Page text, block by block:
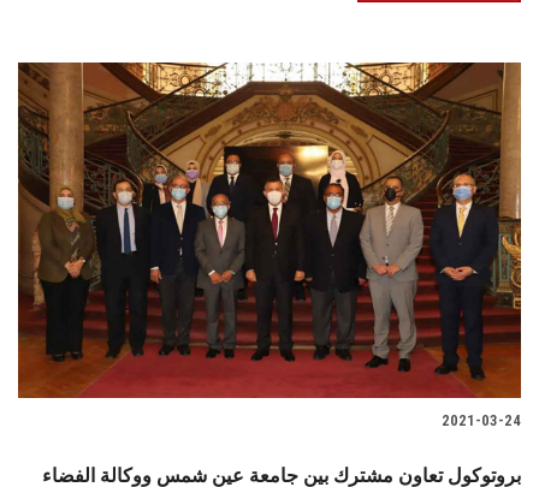
2021-03-24
بروتوكول تعاون مشترك بين جامعة عين شمس ووكالة الفضاء